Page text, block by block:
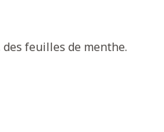
des feuilles de menthe.